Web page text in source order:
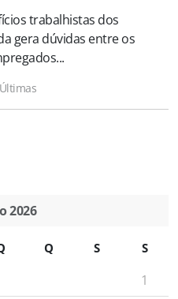
trabalhistas dos
gera dúvidas entre os
Últimas
2026
Q S S
1